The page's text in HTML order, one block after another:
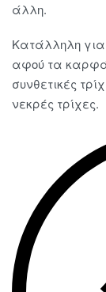
άλλη.
Κατάλληλη
αφού τα
συνθετικές
νεκρές τρίχες.